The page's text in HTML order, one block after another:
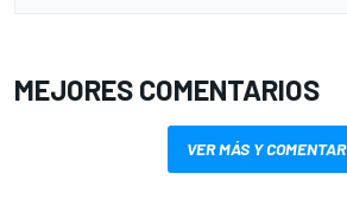
MEJORES COMENTARIOS
VER MÁS Y COMENTAR